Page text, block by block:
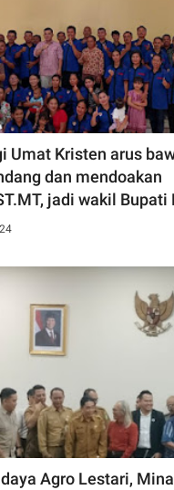
Umat Kristen arus
dan mendoakan
jadi wakil Bupati
Agro Lestari,